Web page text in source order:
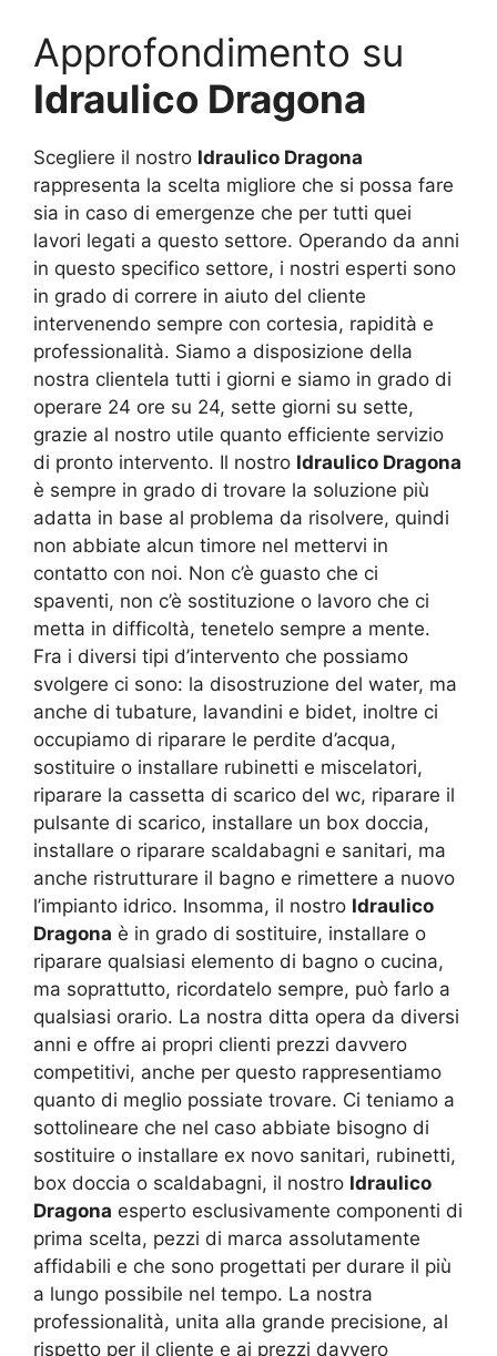
Approfondimento su
Idraulico Dragona
Scegliere il nostro Idraulico Dragona
rappresenta la scelta migliore che si possa fare
sia in caso di emergenze che per tutti quei
lavori legati a questo settore. Operando da anni
in questo specifico settore, i nostri esperti sono
in grado di correre in aiuto del cliente
intervenendo sempre con cortesia, rapidità e
professionalità. Siamo a disposizione della
nostra clientela tutti i giorni e siamo in grado di
operare 24 ore su 24, sette giorni su sette,
grazie al nostro utile quanto efficiente servizio
di pronto intervento. Il nostro Idraulico Dragona
è sempre in grado di trovare la soluzione più
adatta in base al problema da risolvere, quindi
non abbiate alcun timore nel mettervi in
contatto con noi. Non c’è guasto che ci
spaventi, non c’è sostituzione o lavoro che ci
metta in difficoltà, tenetelo sempre a mente.
Fra i diversi tipi d’intervento che possiamo
svolgere ci sono: la disostruzione del water, ma
anche di tubature, lavandini e bidet, inoltre ci
occupiamo di riparare le perdite d’acqua,
sostituire o installare rubinetti e miscelatori,
riparare la cassetta di scarico del wc, riparare il
pulsante di scarico, installare un box doccia,
installare o riparare scaldabagni e sanitari, ma
anche ristrutturare il bagno e rimettere a nuovo
l’impianto idrico. Insomma, il nostro Idraulico
Dragona è in grado di sostituire, installare o
riparare qualsiasi elemento di bagno o cucina,
ma soprattutto, ricordatelo sempre, può farlo a
qualsiasi orario. La nostra ditta opera da diversi
anni e offre ai propri clienti prezzi davvero
competitivi, anche per questo rappresentiamo
quanto di meglio possiate trovare. Ci teniamo a
sottolineare che nel caso abbiate bisogno di
sostituire o installare ex novo sanitari, rubinetti,
box doccia o scaldabagni, il nostro Idraulico
Dragona esperto esclusivamente componenti di
prima scelta, pezzi di marca assolutamente
affidabili e che sono progettati per durare il più
a lungo possibile nel tempo. La nostra
professionalità, unita alla grande precisione, al
rispetto per il cliente e ai prezzi davvero